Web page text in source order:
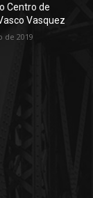
Centro de
Vasquez
de 2019